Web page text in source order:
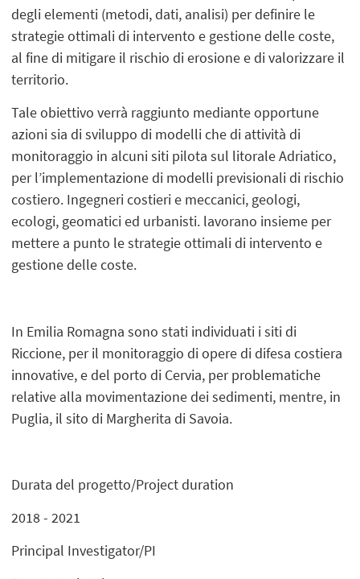
degli elementi (metodi, dati, analisi) per definire le
strategie ottimali di intervento e gestione delle coste,
al fine di mitigare il rischio di erosione e di valorizzare il
territorio.
Tale obiettivo verrà raggiunto mediante opportune
azioni sia di sviluppo di modelli che di attività di
monitoraggio in alcuni siti pilota sul litorale Adriatico,
per l’implementazione di modelli previsionali di rischio
costiero. Ingegneri costieri e meccanici, geologi,
ecologi, geomatici ed urbanisti. lavorano insieme per
mettere a punto le strategie ottimali di intervento e
gestione delle coste.
In Emilia Romagna sono stati individuati i siti di
Riccione, per il monitoraggio di opere di difesa costiera
innovative, e del porto di Cervia, per problematiche
relative alla movimentazione dei sedimenti, mentre, in
Puglia, il sito di Margherita di Savoia.
Durata del progetto/Project duration
2018 - 2021
Principal Investigator/PI